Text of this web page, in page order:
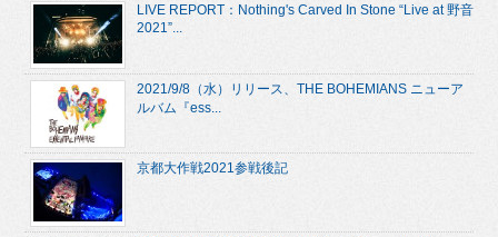
LIVE REPORT：Nothing's Carved In Stone “Live at 野音
2021”...
2021/9/8（水）リリース、THE BOHEMIANS ニューア
ルバム『ess...
京都大作戦2021参戦後記